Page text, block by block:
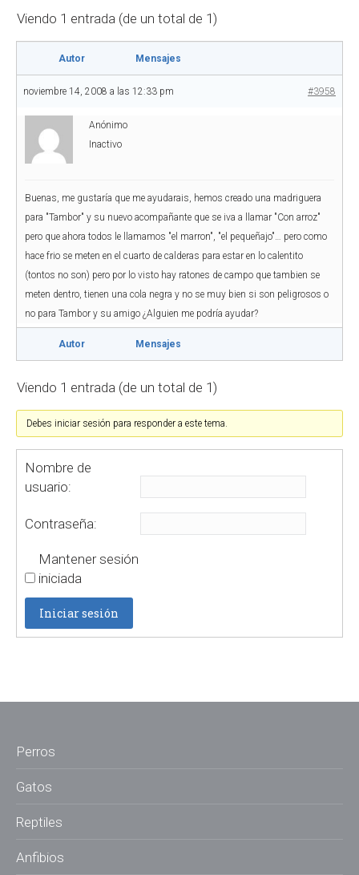
Viendo 1 entrada (de un total de 1)
Autor Mensajes
noviembre 14, 2008 a las 12:33 pm #3958
Anónimo
Inactivo
Buenas, me gustaría que me ayudarais, hemos creado una madriguera
para "Tambor" y su nuevo acompañante que se iva a llamar "Con arroz"
pero que ahora todos le llamamos "el marron", "el pequeñajo"… pero como
hace frio se meten en el cuarto de calderas para estar en lo calentito
(tontos no son) pero por lo visto hay ratones de campo que tambien se
meten dentro, tienen una cola negra y no se muy bien si son peligrosos o
no para Tambor y su amigo ¿Alguien me podría ayudar?
Autor Mensajes
Viendo 1 entrada (de un total de 1)
Debes iniciar sesión para responder a este tema.
Nombre de
usuario:
Contraseña:
Mantener sesión
iniciada
Iniciar sesión
Perros
Gatos
Reptiles
Anfibios